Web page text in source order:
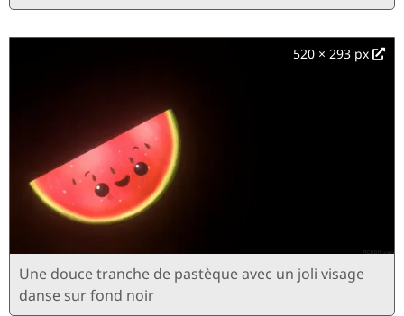
520 × 293 px
Une douce tranche de pastèque avec un joli visage
danse sur fond noir